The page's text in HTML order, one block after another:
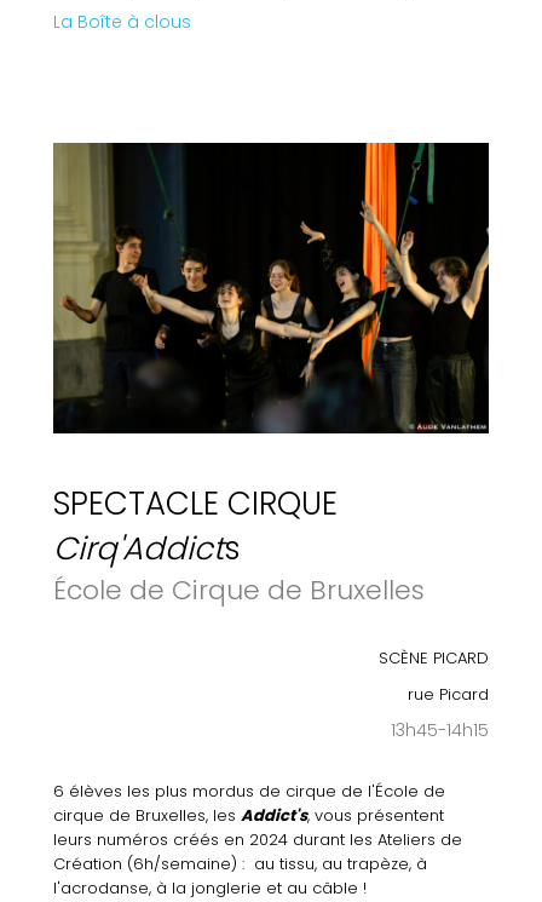
La Boîte à clous
SPECTACLE CIRQUE
Cirq'Addicts
École de Cirque de Bruxelles
SCÈNE PICARD
rue Picard
13h45-14h15
6 élèves les plus mordus de cirque de l'École de
cirque de Bruxelles, les Addict's, vous présentent
leurs numéros créés en 2024 durant les Ateliers de
Création (6h/semaine) : au tissu, au trapèze, à
l'acrodanse, à la jonglerie et au câble !